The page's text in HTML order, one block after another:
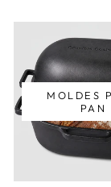
MOLDES
PAN